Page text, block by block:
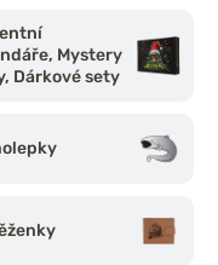
užít naplno a
originálním
Mystery
Dárkové sety